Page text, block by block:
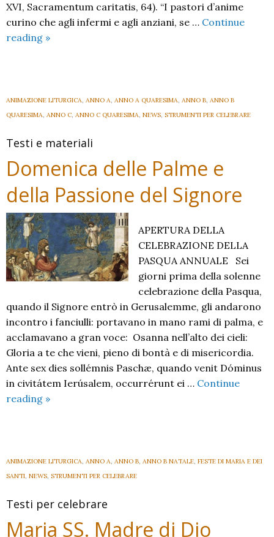
XVI, Sacramentum caritatis, 64). “I pastori d’anime
curino che agli infermi e agli anziani, se … Continue
reading Il
materiali
generali
»
ANIMAZIONE LITURGICA, ANNO A, ANNO A QUARESIMA, ANNO B, ANNO B
QUARESIMA, ANNO C, ANNO C QUARESIMA, NEWS, STRUMENTI PER CELEBRARE
Testi e materiali
Domenica delle Palme e
della Passione del Signore
APERTURA DELLA
CELEBRAZIONE DELLA
PASQUA ANNUALE Sei
giorni prima della solenne
celebrazione della Pasqua,
quando il Signore entrò in Gerusalemme, gli andarono
incontro i fanciulli: portavano in mano rami di palma, e
acclamavano a gran voce: Osanna nell’alto dei cieli:
Gloria a te che vieni, pieno di bontà e di misericordia.
Ante sex dies sollémnis Paschæ, quando venit Dóminus
in civitátem Ierúsalem, occurrérunt ei … Continue
reading Domenica
della
Passione
Signore
»
ANIMAZIONE LITURGICA, ANNO A, ANNO B, ANNO B NATALE, FESTE DI MARIA E DEI
SANTI, NEWS, STRUMENTI PER CELEBRARE
Testi per celebrare
Maria SS. Madre di Dio